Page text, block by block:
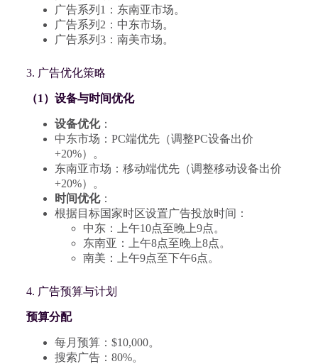
广告系列1：东南亚市场。
广告系列2：中东市场。
广告系列3：南美市场。
3. 广告优化策略
（1）设备与时间优化
设备优化：
中东市场：PC端优先（调整PC设备出价
+20%）。
东南亚市场：移动端优先（调整移动设备出价
+20%）。
时间优化：
根据目标国家时区设置广告投放时间：
中东：上午10点至晚上9点。
东南亚：上午8点至晚上8点。
南美：上午9点至下午6点。
4. 广告预算与计划
预算分配
每月预算：$10,000。
搜索广告：80%。